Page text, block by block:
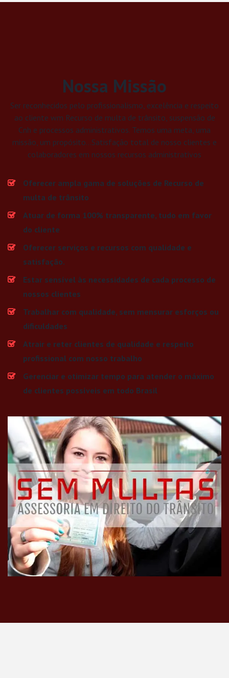
Nossa Missão
Ser reconhecidos pelo profissionalismo, excelência e respeito
ao cliente wm Recurso de multa de trânsito, suspensão de
Cnh e processos administrativos. Temos uma meta, uma
missão, um propósito...Satisfação total de nosso clientes e
colaboradores em nossos recursos administrativos
Oferecer ampla gama de soluções de Recurso de
multa de trânsito
Atuar de forma 100% transparente, tudo em favor
do cliente
Oferecer serviços e recursos com qualidade e
satisfação.
Estar sensível às necessidades de cada processo de
nossos clientes
Trabalhar com qualidade, sem mensurar esforços ou
dificuldades
Atrair e reter clientes de qualidade e respeito
profissional com nosso trabalho
Gerenciar e otimizar tempo para atender o máximo
de clientes possíveis em todo Brasil